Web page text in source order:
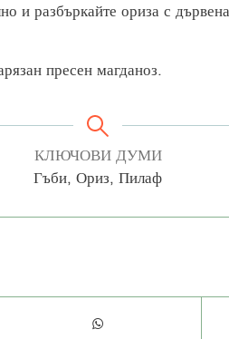
и разбъркайте ориза с
пресен магданоз.
КЛЮЧОВИ ДУМИ
Гъби, Ориз, Пилаф